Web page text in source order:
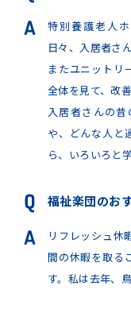
特別養護老人
日々、入居者さ
またユニットリ
全体を見て、改
入居者さんの
や、どんな人と
ら、いろいろと
福祉楽団のお
リフレッシュ休
間の休暇を取る
す。私は去年、